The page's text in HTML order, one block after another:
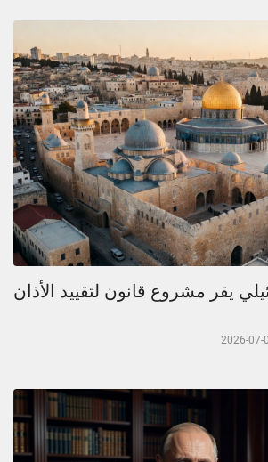
يقر مشروع قانون لتقييد الأذان